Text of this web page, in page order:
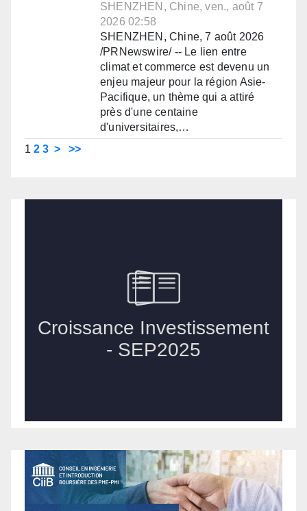
SHENZHEN, Chine, ven., août 7
2026 02:58
SHENZHEN, Chine, 7 août 2026
/PRNewswire/ -- Le lien entre
climat et commerce est devenu un
enjeu majeur pour la région Asie-
Pacifique, un thème qui a attiré
près d'une centaine
d'universitaires,…
1 2 3 > >>